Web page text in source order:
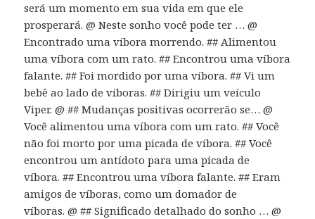
será um momento em sua vida em que ele
prosperará. @ Neste sonho você pode ter … @
Encontrado uma víbora morrendo. ## Alimentou
uma víbora com um rato. ## Encontrou uma víbora
falante. ## Foi mordido por uma víbora. ## Vi um
bebê ao lado de víboras. ## Dirigiu um veículo
Viper. @ ## Mudanças positivas ocorrerão se… @
Você alimentou uma víbora com um rato. ## Você
não foi morto por uma picada de víbora. ## Você
encontrou um antídoto para uma picada de
víbora. ## Encontrou uma víbora falante. ## Eram
amigos de víboras, como um domador de
víboras. @ ## Significado detalhado do sonho … @